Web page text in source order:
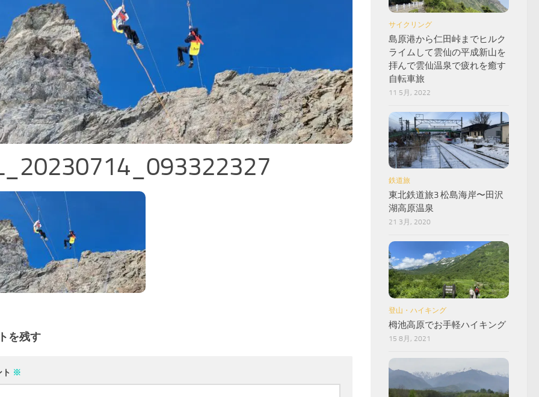
を残す
※
サイクリング
島原港から仁田峠までヒルク
ライムして雲仙の平成新山を
拝んで雲仙温泉で疲れを癒す
自転車旅
11 5月, 2022
鉄道旅
東北鉄道旅3 松島海岸〜田沢
湖高原温泉
21 3月, 2020
登山・ハイキング
栂池高原でお手軽ハイキング
15 8月, 2021